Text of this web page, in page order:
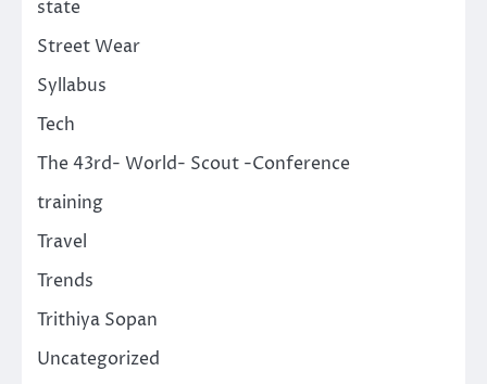
state
Street Wear
Syllabus
Tech
The 43rd- World- Scout -Conference
training
Travel
Trends
Trithiya Sopan
Uncategorized